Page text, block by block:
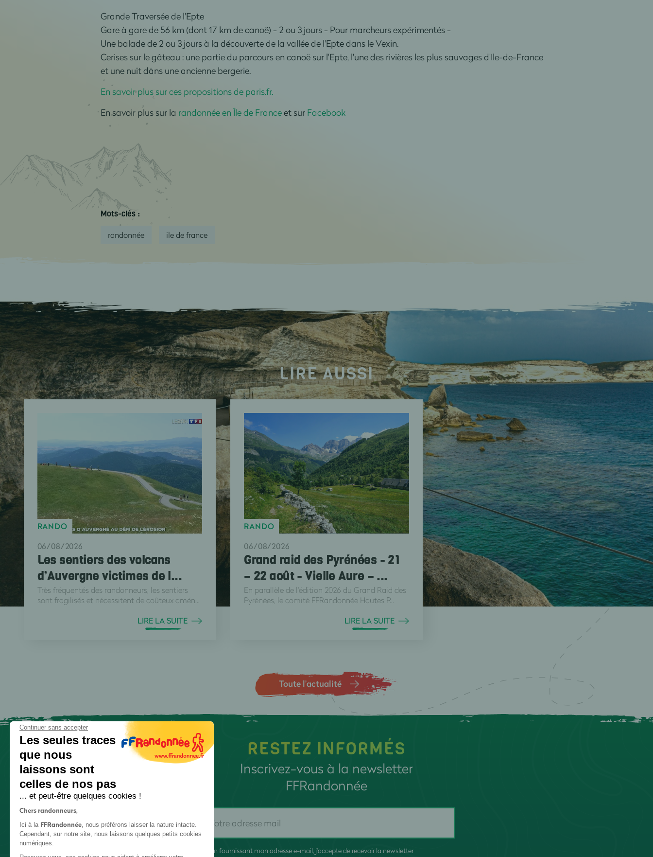
Grande Traversée de l'Epte
Gare à gare de 56 km (dont 17 km de canoë) - 2 ou 3 jours - Pour marcheurs expérimentés -
Une balade de 2 ou 3 jours à la découverte de la vallée de l'Epte dans le Vexin.
Cerises sur le gâteau : une partie du parcours en canoë sur l'Epte, l'une des rivières les plus sauvages d'Ile-de-France
et une nuit dans une ancienne bergerie.
En savoir plus sur ces propositions de paris.fr.
En savoir plus sur la randonnée en Île de Franceet surFacebook
Mots-clés :
randonnée ile de france
LIRE AUSSI
RANDO
06/08/2026
Les sentiers des volcans
d’Auvergne victimes de l...
Très fréquentés des randonneurs, les sentiers
sont fragilisés et nécessitent de coûteux amén...
LIRE LA SUITE
RANDO
06/08/2026
Grand raid des Pyrénées - 21
– 22 août - Vielle Aure – ...
En parallèle de l'édition 2026 du Grand Raid des
Pyrénées, le comité FFRandonnée Hautes P...
LIRE LA SUITE
Toute l’actualité
RESTEZ INFORMÉS
Inscrivez-vous à la newsletter
FFRandonnée
En fournissant mon adresse e-mail, j'accepte de recevoir la newsletter
Continuer sans accepter
Les seules traces
que nous
laissons sont
celles de nos pas
... et peut-être quelques cookies !
Chers randonneurs,
Ici à la FFRandonnée, nous préférons laisser la nature intacte.
Cependant, sur notre site, nous laissons quelques petits cookies
numériques.